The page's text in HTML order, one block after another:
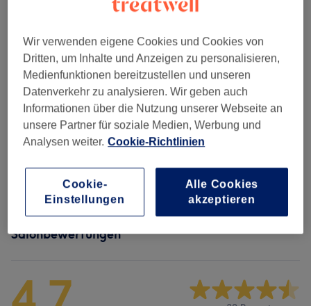
Haarverlängerung/Extensions (3)
Herren (1) 29 €
Farben & Coloration Ohne Schnitt (6) ab 50 €
Farben & Coloration Inklusive Schnitt (3) ab 150 €
Pflege & Haarkuren (2)
Damen - Haarschnitte & Stylings 3 )
Salonbewertungen
Wir verwenden eigene Cookies und Cookies von
Dritten, um Inhalte und Anzeigen zu personalisieren,
Medienfunktionen bereitzustellen und unseren
Datenverkehr zu analysieren. Wir geben auch
Informationen über die Nutzung unserer Webseite an
unsere Partner für soziale Medien, Werbung und
Analysen weiter. Cookie-Richtlinien
Cookie-
Einstellungen
Alle Cookies
akzeptieren